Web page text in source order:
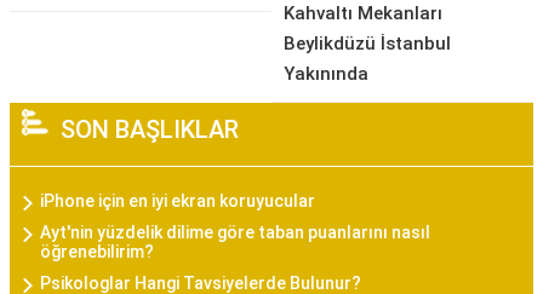
Kahvaltı Mekanları
Beylikdüzü İstanbul
Yakınında
SON BAŞLIKLAR
iPhone için en iyi ekran koruyucular
Ayt'nin yüzdelik dilime göre taban puanlarını nasıl
öğrenebilirim?
Psikologlar Hangi Tavsiyelerde Bulunur?